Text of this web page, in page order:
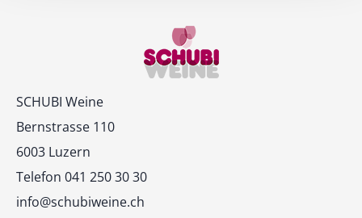
Kontakt
SCHUBI Weine
Bernstrasse 110
6003 Luzern
Telefon 041 250 30 30
info@schubiweine.ch